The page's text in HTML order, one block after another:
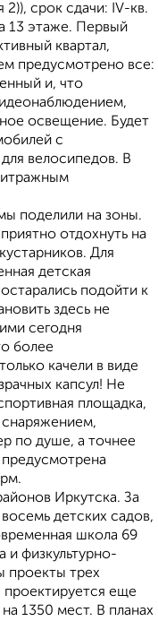
срок сдачи: IV-кв.
13 этаже. Первый
квартал,
предусмотрено все:
и, что
освещение. Будет
с
велосипедов. В
поделили на зоны.
отдохнуть на
Для
детская
подойти к
здесь не
сегодня
более
качели в виде
капсул! Не
площадка,
по душе, а точнее
Иркутска. За
детских садов,
школа 69
и физкультурно-
проекты трех
еще
1350 мест. В планах